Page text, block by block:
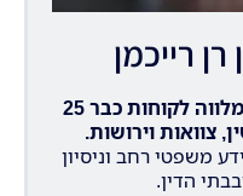
רייכמן
פירמת עורכי הדין רן רייכמן מלווה לקוחות כבר 25
צוואות וירושות.
משפטי רחב וניסיון
הדין.